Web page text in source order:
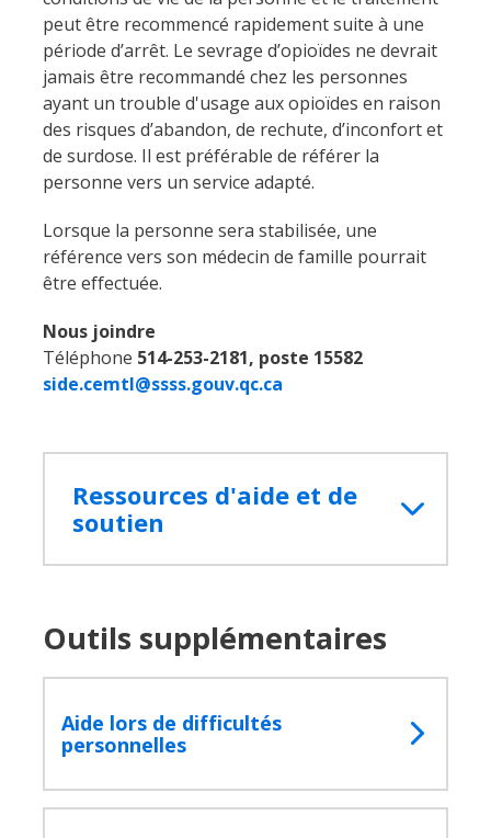
peut être recommencé rapidement suite à une
période d’arrêt. Le sevrage d’opioïdes ne devrait
jamais être recommandé chez les personnes
ayant un trouble d'usage aux opioïdes en raison
des risques d’abandon, de rechute, d’inconfort et
de surdose. Il est préférable de référer la
personne vers un service adapté.
Lorsque la personne sera stabilisée, une
référence vers son médecin de famille pourrait
être effectuée.
Nous joindre
Téléphone 514-253-2181, poste 15582
side.cemtl@ssss.gouv.qc.ca
Ressources d'aide et de
soutien
Outils supplémentaires
Aide lors de difficultés
personnelles